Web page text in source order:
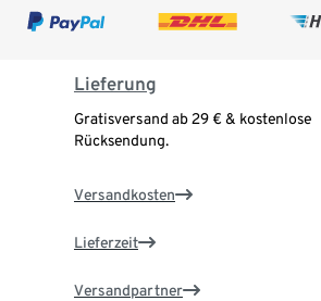
Lieferung
Gratisversand ab 29 € & kostenlose
Rücksendung.
Versandkosten
Lieferzeit
Versandpartner